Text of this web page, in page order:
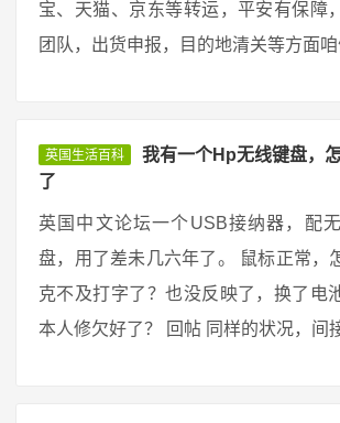
宝、天猫、京东等转运，平安有保障
团队，出货申报，目的地清关等方面咱
英国生活百科
我有一个Hp无线键盘，
了
英国中文论坛一个USB接纳器，配
盘，用了差未几六年了。 鼠标正常，
克不及打字了？也没反映了，换了电
本人修欠好了？ 回帖 同样的状况，间